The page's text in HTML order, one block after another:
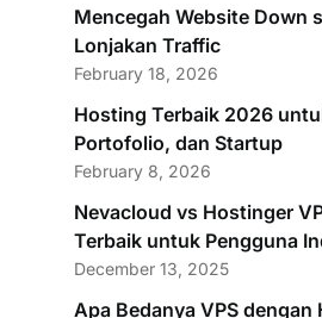
Mencegah Website Down
Lonjakan Traffic
February 18, 2026
Hosting Terbaik 2026
Portofolio, dan Startup
February 8, 2026
Nevacloud vs Hostinger
Terbaik untuk Pengguna
December 13, 2025
Apa Bedanya VPS dengan